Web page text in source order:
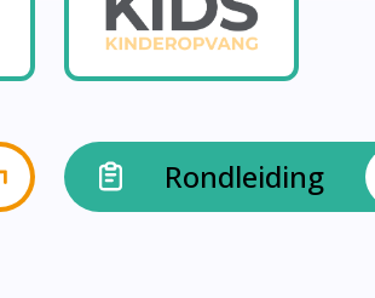
Rondleiding